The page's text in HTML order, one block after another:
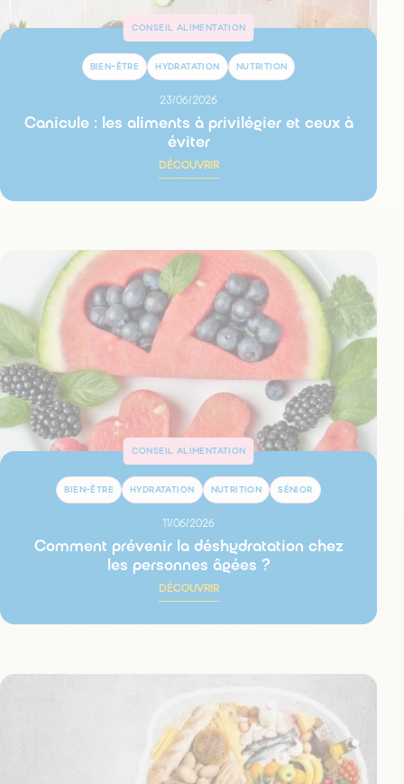
CONSEIL ALIMENTATION
BIEN-ÊTRE HYDRATATION NUTRITION
23/06/2026
Canicule : les aliments à privilégier et ceux à
éviter
DÉCOUVRIR
CONSEIL ALIMENTATION
BIEN-ÊTRE HYDRATATION NUTRITION SÉNIOR
11/06/2026
Comment prévenir la déshydratation chez
les personnes âgées ?
DÉCOUVRIR